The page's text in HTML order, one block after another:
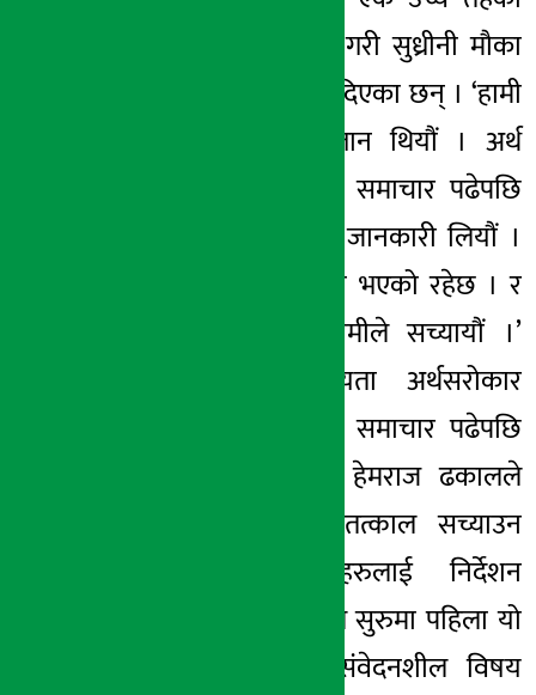
प्रतिनिधिले सम्पर्क गरी सुध्रीनी मौका
दिएकोमा धन्यवाद दिएका छन् । ‘हामी
यस विषयमा अन्जान थियौं । अर्थ
सरोकार डटकमको समाचार पढेपछि
यस विषयमा अन्य जानकारी लियौं ।
हाम्रो तर्फबाट गल्ती भएको रहेछ । र
उक्त गल्तीलाई हामीले सच्यायौं ।’
उनले भने । यता अर्थसरोकार
डटकमको फलोअप समाचार पढेपछि
कम्पनीका अध्यक्ष हेमराज ढकालले
पनि उक्त लोगो तत्काल सच्याउन
आफ्ना कर्मचारीहरुलाई निर्देशन
दिएका थिए । उनले सुरुमा पहिला यो
विषयलाई खास संवेदनशील विषय